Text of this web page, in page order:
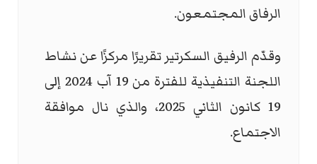
الرفاق المجتمعون.
وقدّم الرفيق السكرتير تقريرًا مركزًا عن نشاط
اللجنة التنفيذية للفترة من 19 آب 2024 إلى
19 كانون الثاني 2025، والذي نال موافقة
الاجتماع.